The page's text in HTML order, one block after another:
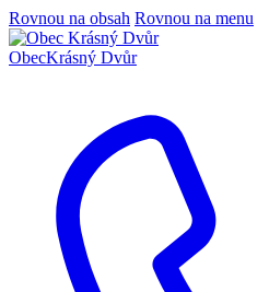
Rovnou na obsah Rovnou na menu
ObecKrásný Dvůr